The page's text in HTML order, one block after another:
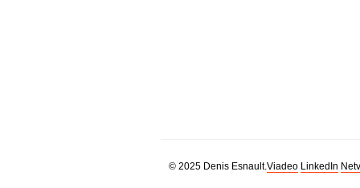
© 2025 Denis Esnault.Viadeo LinkedIn